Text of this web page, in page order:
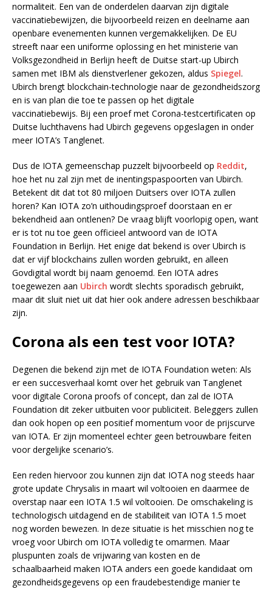
normaliteit. Een van de onderdelen daarvan zijn digitale
vaccinatiebewijzen, die bijvoorbeeld reizen en deelname aan
openbare evenementen kunnen vergemakkelijken. De EU
streeft naar een uniforme oplossing en het ministerie van
Volksgezondheid in Berlijn heeft de Duitse start-up Ubirch
samen met IBM als dienstverlener gekozen, aldus Spiegel.
Ubirch brengt blockchain-technologie naar de gezondheidszorg
en is van plan die toe te passen op het digitale
vaccinatiebewijs. Bij een proef met Corona-testcertificaten op
Duitse luchthavens had Ubirch gegevens opgeslagen in onder
meer IOTA’s Tanglenet.
Dus de IOTA gemeenschap puzzelt bijvoorbeeld op Reddit,
hoe het nu zal zijn met de inentingspaspoorten van Ubirch.
Betekent dit dat tot 80 miljoen Duitsers over IOTA zullen
horen? Kan IOTA zo’n uithoudingsproef doorstaan en er
bekendheid aan ontlenen? De vraag blijft voorlopig open, want
er is tot nu toe geen officieel antwoord van de IOTA
Foundation in Berlijn. Het enige dat bekend is over Ubirch is
dat er vijf blockchains zullen worden gebruikt, en alleen
Govdigital wordt bij naam genoemd. Een IOTA adres
toegewezen aan Ubirch wordt slechts sporadisch gebruikt,
maar dit sluit niet uit dat hier ook andere adressen beschikbaar
zijn.
Corona als een test voor IOTA?
Degenen die bekend zijn met de IOTA Foundation weten: Als
er een succesverhaal komt over het gebruik van Tanglenet
voor digitale Corona proofs of concept, dan zal de IOTA
Foundation dit zeker uitbuiten voor publiciteit. Beleggers zullen
dan ook hopen op een positief momentum voor de prijscurve
van IOTA. Er zijn momenteel echter geen betrouwbare feiten
voor dergelijke scenario’s.
Een reden hiervoor zou kunnen zijn dat IOTA nog steeds haar
grote update Chrysalis in maart wil voltooien en daarmee de
overstap naar een IOTA 1.5 wil voltooien. De omschakeling is
technologisch uitdagend en de stabiliteit van IOTA 1.5 moet
nog worden bewezen. In deze situatie is het misschien nog te
vroeg voor Ubirch om IOTA volledig te omarmen. Maar
pluspunten zoals de vrijwaring van kosten en de
schaalbaarheid maken IOTA anders een goede kandidaat om
gezondheidsgegevens op een fraudebestendige manier te